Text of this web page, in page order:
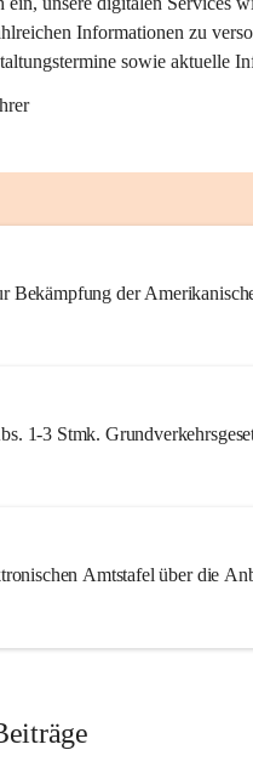
Informationen zu
sowie aktuelle
Bekämpfung der
1-3 Stmk.
Amtstafel über die